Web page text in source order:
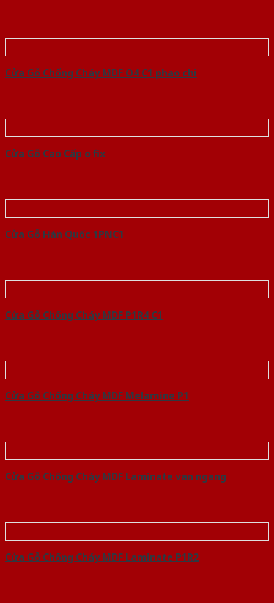
Cửa Gỗ Chống Cháy MDF O4 C1 phao chi
Cửa Gỗ Cao Cấp o fix
Cửa Gỗ Hàn Quốc 1PNC1
Cửa Gỗ Chống Cháy MDF P1R4 C1
Cửa Gỗ Chống Cháy MDF Melamine P1
Cửa Gỗ Chống Cháy MDF Laminate van ngang
Cửa Gỗ Chống Cháy MDF Laminate P1R2